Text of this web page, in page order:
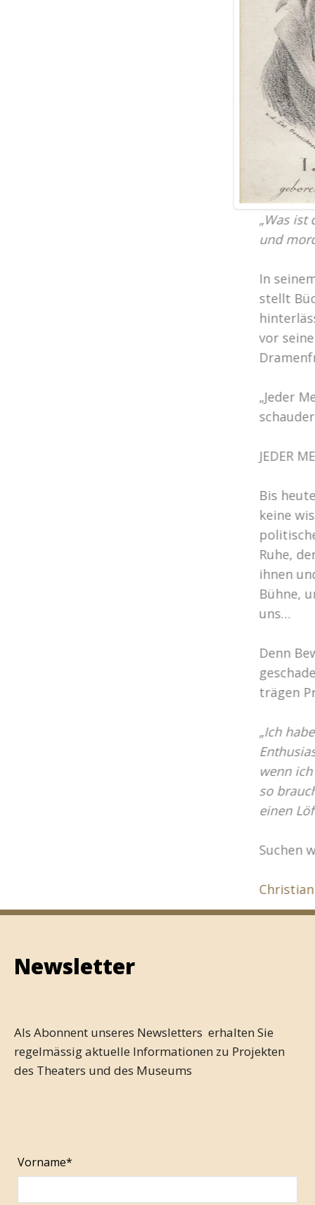
„Was ist
und
In
stellt
vor
„Jeder
JEDER
Bis
keine
Ruhe,
ihnen
Bühne,
uns…
Denn
trägen
„Ich
wenn
so
einen
Suchen
Newsletter
Als Abonnent unseres Newsletters erhalten Sie
regelmässig aktuelle Informationen zu Projekten
des Theaters und des Museums
Vorname*